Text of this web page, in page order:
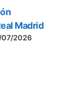
Madrid
07/2026